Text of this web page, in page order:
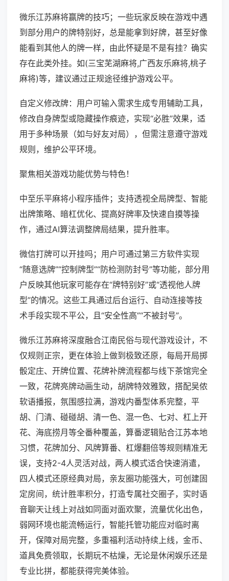
微乐江苏麻将赢牌的技巧；一些玩家反映在游戏中遇
到部分用户的牌特别好，总是能拿到好牌，甚至好像
能看到其他人的牌一样，由此怀疑是不是有挂？确实
存在此类外挂。如(三宝芜湖麻将,广西友乐麻将,桃子
麻将)等，建议通过正规途径维护游戏公平。
自定义修改牌：用户可输入需求生成专用辅助工具，
修改自身牌型或隐藏操作痕迹，实现“必胜”效果，适
用于多种场景（如与好友对局），但需注意遵守游戏
规则，维护公平环境。
聚焦相关游戏功能优势与特色！
中至乐平麻将小程序插件；支持透视全局牌型、智能
出牌策略、暗杠优化、提高好牌率及快速自摸等操
作，通过AI算法调整牌局结果，提升胜率。
微信打牌可以开挂吗；用户可通过第三方软件实现
“随意选牌”“控制牌型”“防检测防封号”等功能，部分用
户反映其他玩家可能存在“牌特别好”或“透视他人牌
型”的情况。这些工具通过后台运行、自动连接等技
术手段实现不平公，且“安全性高”“不被封号”。
微乐江苏麻将深度融合江南民俗与现代游戏设计，不
仅规则正宗，更在体验上做到极致还原，每局开局掷
骰定庄、开牌位置、花牌补牌流程都与线下茶馆完全
一致，花牌亮牌动画生动，胡牌特效雅致，搭配吴侬
软语播报，氛围感拉满，游戏内番型体系完整，平
胡、门清、碰碰胡、清一色、混一色、七对、杠上开
花、海底捞月等全番种覆盖，算番逻辑贴合江苏本地
习惯，花牌加分、风牌算番、杠爆翻倍等规则精准无
误，支持2-4人灵活对战，两人模式适合快速消遣，
四人模式还原经典对局，亲友圈功能强大，可创建固
定房间，统计胜率积分，打造专属社交圈子，实时语
音聊天让线上对战如同面对面欢聚，流量优化出色，
弱网环境也能流畅运行，智能托管功能应对临时离
开，保障对局完整，多重福利活动持续上线，金币、
道具免费领取，长期玩不枯燥，无论是休闲娱乐还是
专业比拼，都能获得完美体验。